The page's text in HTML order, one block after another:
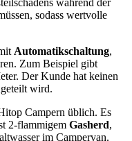
während der
sodass wertvolle
Automatikschaltung,
Zum Beispiel gibt
Der Kunde hat keinen
wird.
Campern üblich. Es
2-flammigem Gasherd,
im Campervan.